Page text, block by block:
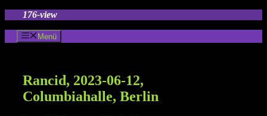
springen
176-view
Menü
Rancid, 2023-06-12,
Columbiahalle, Berlin